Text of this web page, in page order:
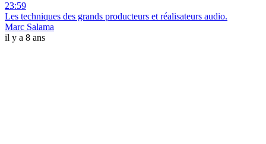
23:59
Les techniques des grands producteurs et réalisateurs audio.
Marc Salama
il y a 8 ans